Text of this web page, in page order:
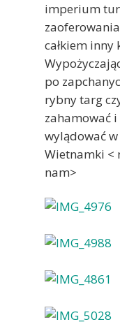
imperium
całkiem inny
po
rybny targ
zahamować
wylądować
Wietnamki <
nam>